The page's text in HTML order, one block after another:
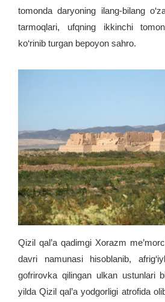
tomonda daryoning ilang-bilang
tarmoqlari, ufqning ikkinchi
ko‘rinib turgan bepoyon sahro.
Qizil qal’a qadimgi Xorazm
davri namunasi hisoblanib,
gofrirovka qilingan ulkan ustunlari
yilda Qizil qal’a yodgorligi atrofida